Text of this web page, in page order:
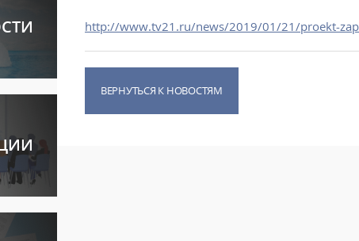
http://www.tv21.ru/news/2019/01/21/proekt-
ВЕРНУТЬСЯ К НОВОСТЯМ